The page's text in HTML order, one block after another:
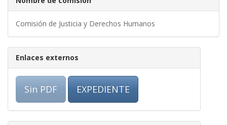
Comisión de Justicia y Derechos Humanos
Enlaces externos
Sin PDF EXPEDIENTE